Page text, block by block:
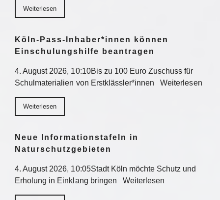
Weiterlesen
Köln-Pass-Inhaber*innen können
Einschulungshilfe beantragen
4. August 2026, 10:10Bis zu 100 Euro Zuschuss für
Schulmaterialien von Erstklässler*innen Weiterlesen
Weiterlesen
Neue Informationstafeln in
Naturschutzgebieten
4. August 2026, 10:05Stadt Köln möchte Schutz und
Erholung in Einklang bringen Weiterlesen